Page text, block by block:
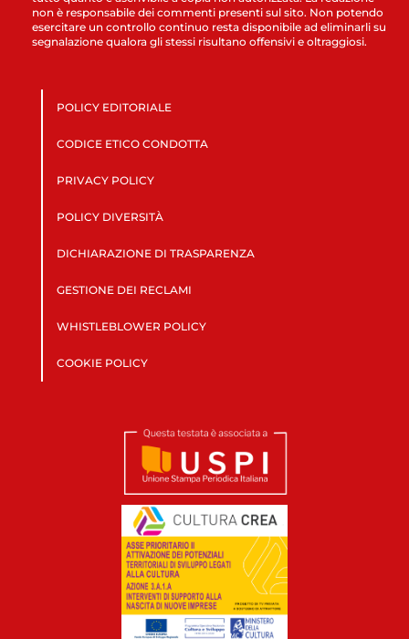
non è responsabile dei commenti presenti sul sito. Non potendo
esercitare un controllo continuo resta disponibile ad eliminarli su
segnalazione qualora gli stessi risultano offensivi e oltraggiosi.
POLICY EDITORIALE
CODICE ETICO CONDOTTA
PRIVACY POLICY
POLICY DIVERSITÀ
DICHIARAZIONE DI TRASPARENZA
GESTIONE DEI RECLAMI
WHISTLEBLOWER POLICY
COOKIE POLICY